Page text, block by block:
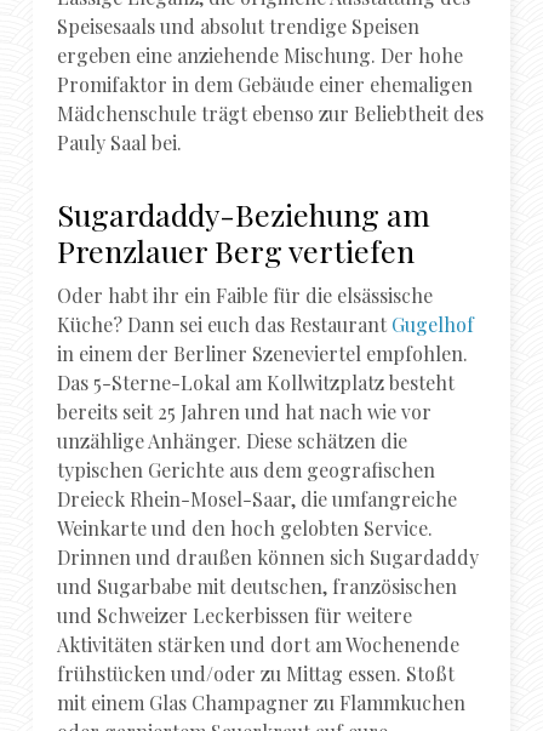
Speisesaals und absolut trendige Speisen
ergeben eine anziehende Mischung. Der hohe
Promifaktor in dem Gebäude einer ehemaligen
Mädchenschule trägt ebenso zur Beliebtheit des
Pauly Saal bei.
Sugardaddy-Beziehung am
Prenzlauer Berg vertiefen
Oder habt ihr ein Faible für die elsässische
Küche? Dann sei euch das Restaurant Gugelhof
in einem der Berliner Szeneviertel empfohlen.
Das 5-Sterne-Lokal am Kollwitzplatz besteht
bereits seit 25 Jahren und hat nach wie vor
unzählige Anhänger. Diese schätzen die
typischen Gerichte aus dem geografischen
Dreieck Rhein-Mosel-Saar, die umfangreiche
Weinkarte und den hoch gelobten Service.
Drinnen und draußen können sich Sugardaddy
und Sugarbabe mit deutschen, französischen
und Schweizer Leckerbissen für weitere
Aktivitäten stärken und dort am Wochenende
frühstücken und/oder zu Mittag essen. Stoßt
mit einem Glas Champagner zu Flammkuchen